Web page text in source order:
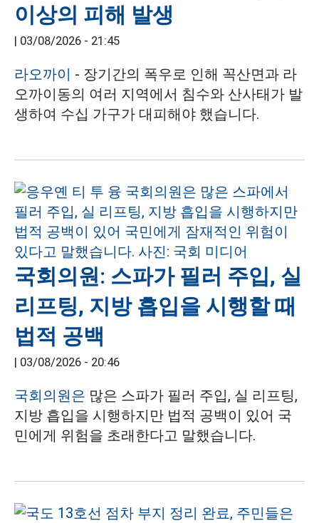
이상의 피해 발생
| 03/08/2026 - 21:45
라오까이 - 장기간의 폭우로 인해 꼭산면과 라
오까이동의 여러 지역에서 침수와 산사태가 발
생하여 수십 가구가 대피해야 했습니다.
국회의원: 스파가 필러 주입, 실
리프팅, 지방 흡입을 시행할 때
법적 공백
| 03/08/2026 - 20:46
국회의원은 많은 스파가 필러 주입, 실 리프팅,
지방 흡입을 시행하지만 법적 공백이 있어 국
민에게 위험을 초래한다고 말했습니다.